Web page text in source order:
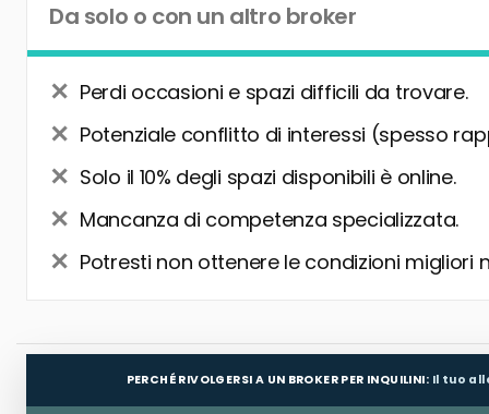
Da solo o con un altro broker
Perdi occasioni e spazi difficili da trovare.
Potenziale conflitto di interessi (spesso
Solo il 10% degli spazi disponibili è online.
Mancanza di competenza specializzata.
Potresti non ottenere le condizioni migliori
PERCHÉ RIVOLGERSI A UN BROKER PER INQUILINI: Il tuo